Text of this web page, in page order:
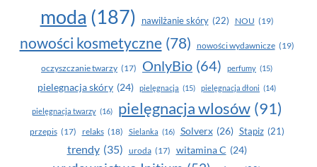
moda (187) nawilżanie skóry (22) NOU (19)
nowości kosmetyczne (78) nowości wydawnicze (19)
oczyszczanie twarzy (17) OnlyBio (64) perfumy (15)
pielegnacja skóry (24) pielęgnacja (15) pielęgnacja dłoni (14)
pielęgnacja twarzy (16) pielęgnacja wlosów (91)
przepis (17) relaks (18) Sielanka (16) Solverx (26) Stapiz (21)
trendy (35) uroda (17) witamina C (24)